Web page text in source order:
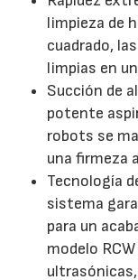
limpieza de
cuadrado,
limpias en
Succión de
potente
robots se
una firmeza
Tecnología
sistema
para un
modelo
ultrasónicas,